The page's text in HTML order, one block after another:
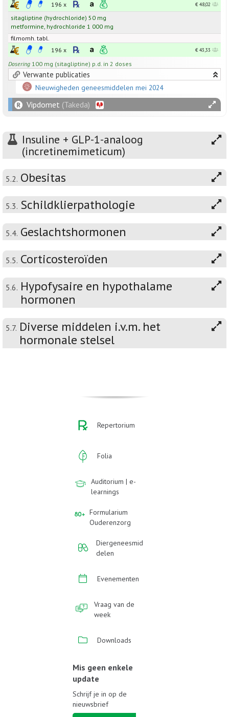
196 x
€ 48,02
sitagliptine (hydrochloride) 50 mg
metformine, hydrochloride 1 000 mg
filmomh. tabl.
196 x
€ 43,33
Dosering 100 mg (sitagliptine) p.d. in 2 doses
Verwante publicaties
Nieuwigheden geneesmiddelen mei 2024
Vipdomet (Takeda)
Insuline + GLP-1-analoog
(incretinemimeticum)
5.2. Obesitas
5.3. Schildklierpathologie
5.4. Geslachtshormonen
5.5. Corticosteroïden
5.6. Hypofysaire en hypothalame
hormonen
5.7. Diverse middelen i.v.m. het
hormonale stelsel
Repertorium
Folia
Auditorium | e-
learnings
Formularium
Ouderenzorg
Diergeneesmid
delen
Evenementen
Vraag van de
week
Downloads
Mis geen enkele
update
Schrijf je in op de
nieuwsbrief